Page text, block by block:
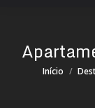
Você está
Início